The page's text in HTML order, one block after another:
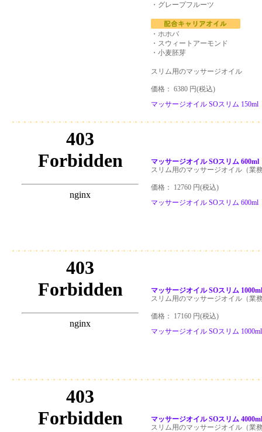
・グレープフルーツ
・ホホバ
・スウィートアーモンド
・小麦胚芽
スリム用のマッサージオイル
価格： 6380 円(税込)
マッサージオイル SOスリム 150ml
マッサージオイル SOスリム 600ml
スリム用のマッサージオイル（業
価格： 12760 円(税込)
マッサージオイル SOスリム 600ml
マッサージオイル SOスリム
スリム用のマッサージオイル（業
価格： 17160 円(税込)
マッサージオイル SOスリム
マッサージオイル SOスリム
スリム用のマッサージオイル（業